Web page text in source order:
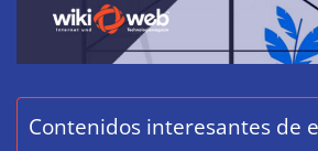
Contenidos interesantes de